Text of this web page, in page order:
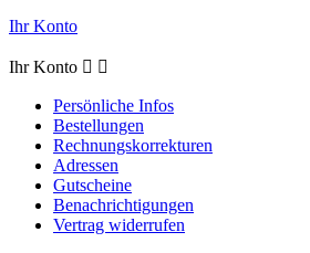
Ihr Konto
Ihr Konto  
Persönliche Infos
Bestellungen
Rechnungskorrekturen
Adressen
Gutscheine
Benachrichtigungen
Vertrag widerrufen